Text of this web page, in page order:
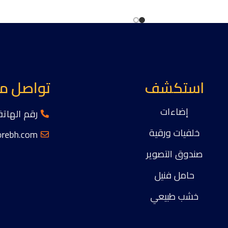
استكشف
إضاءات
خلفيات ورقية
صندوق التصوير
حامل فنيل
خشب طبيعي
تواصل
رقم الهاتف: